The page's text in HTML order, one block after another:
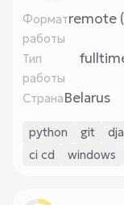
Формат
работы
remote
Тип
работы
СтранаBelarus
python git
ci cd
windows